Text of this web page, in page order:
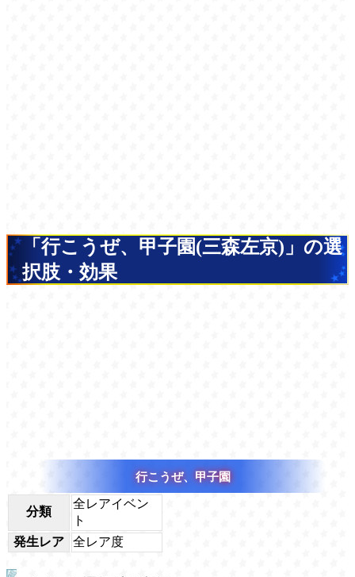
「行こうぜ、甲子園(三森左京)」の選
択肢・効果
行こうぜ、甲子園
分類
全レアイベン
ト
発生レア
全レア度